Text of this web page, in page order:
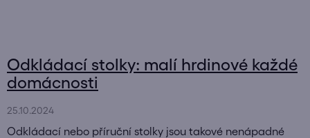
Odkládací stolky: malí hrdinové každé
domácnosti
25.10.2024
Odkládací nebo příruční stolky jsou takové nenápadné